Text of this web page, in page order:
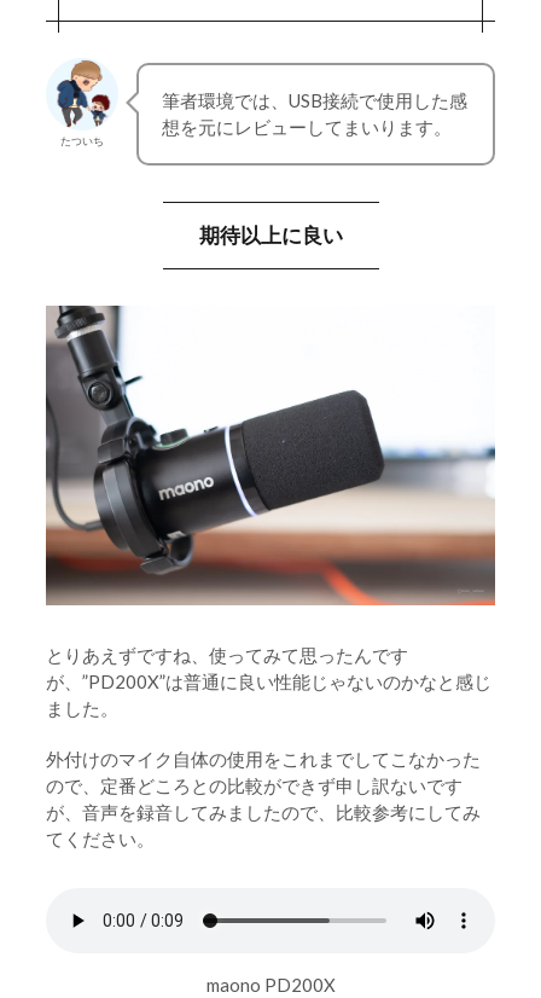
あり
1-3.
マイクアームとのセットで購入可能
2.
maono / PD200X の主な製品仕様
maono / PD200X の外観をチェック
4.
たついち
筆者環境では、USB接続で使用した感
想を元にレビューしてまいります。
期待以上に良い
とりあえずですね、使ってみて思ったんです
が、”PD200X”は普通に良い性能じゃないのかなと感じ
ました。
外付けのマイク自体の使用をこれまでしてこなかった
ので、定番どころとの比較ができず申し訳ないです
が、音声を録音してみましたので、比較参考にしてみ
てください。
maono PD200X